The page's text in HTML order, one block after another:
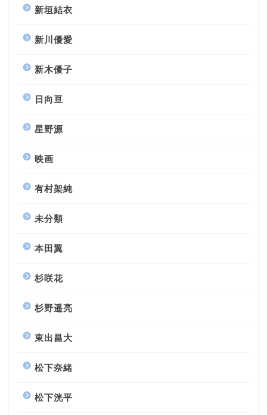
新垣結衣
新川優愛
新木優子
日向亘
星野源
映画
有村架純
未分類
本田翼
杉咲花
杉野遥亮
東出昌大
松下奈緒
松下洸平